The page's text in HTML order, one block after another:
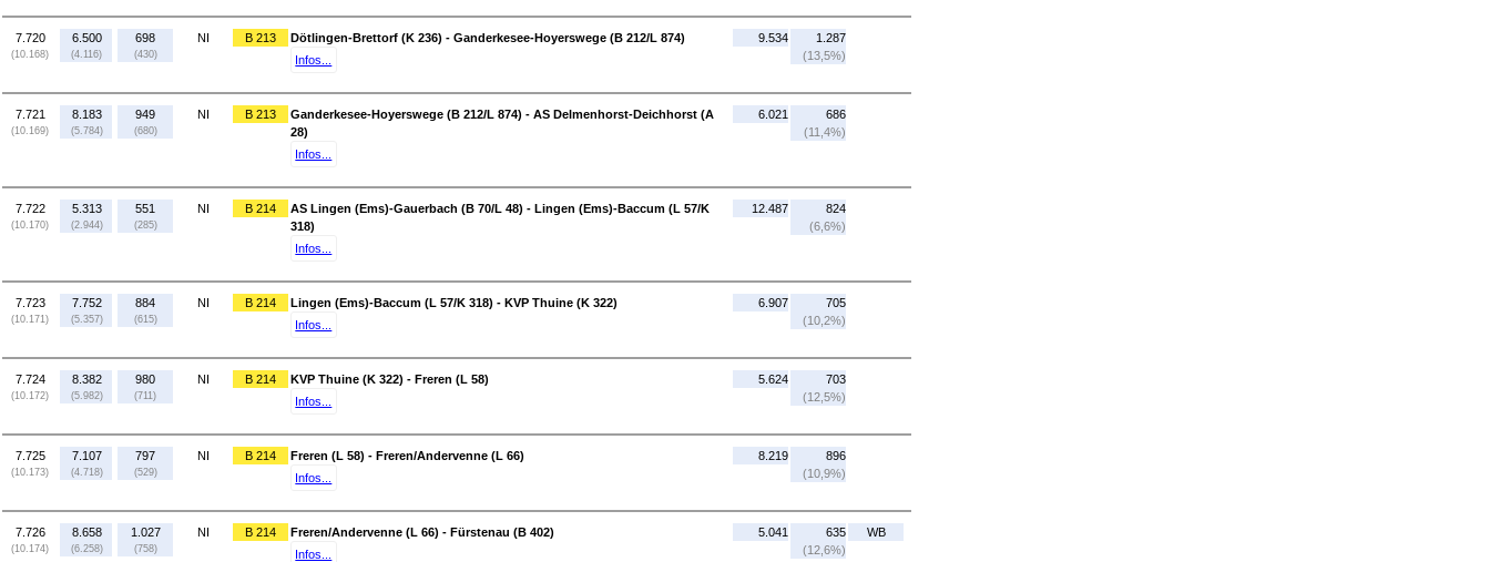
7.720
(10.168)
6.500
(4.116)
698
(430)
NI B 213
Dötlingen-Brettorf (K 236) - Ganderkesee-Hoyerswege (B 212/L 874)
Infos...
9.534
1.287
(13,5%)
7.721
(10.169)
8.183
(5.784)
949
(680)
NI B 213
Ganderkesee-Hoyerswege (B 212/L 874) - AS Delmenhorst-Deichhorst (A
28)
Infos...
6.021
686
(11,4%)
7.722
(10.170)
5.313
(2.944)
551
(285)
NI B 214
AS Lingen (Ems)-Gauerbach (B 70/L 48) - Lingen (Ems)-Baccum (L 57/K
318)
Infos...
12.487
824
(6,6%)
7.723
(10.171)
7.752
(5.357)
884
(615)
NI B 214
Lingen (Ems)-Baccum (L 57/K 318) - KVP Thuine (K 322)
Infos...
6.907
705
(10,2%)
7.724
(10.172)
8.382
(5.982)
980
(711)
NI B 214
KVP Thuine (K 322) - Freren (L 58)
Infos...
5.624
703
(12,5%)
7.725
(10.173)
7.107
(4.718)
797
(529)
NI B 214
Freren (L 58) - Freren/Andervenne (L 66)
Infos...
8.219
896
(10,9%)
7.726
(10.174)
8.658
(6.258)
1.027
(758)
NI B 214
Freren/Andervenne (L 66) - Fürstenau (B 402)
Infos...
5.041
635
(12,6%)
WB